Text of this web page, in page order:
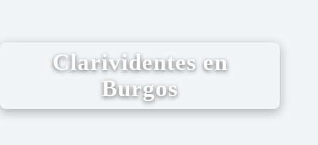
Clarividentes en
Burgos